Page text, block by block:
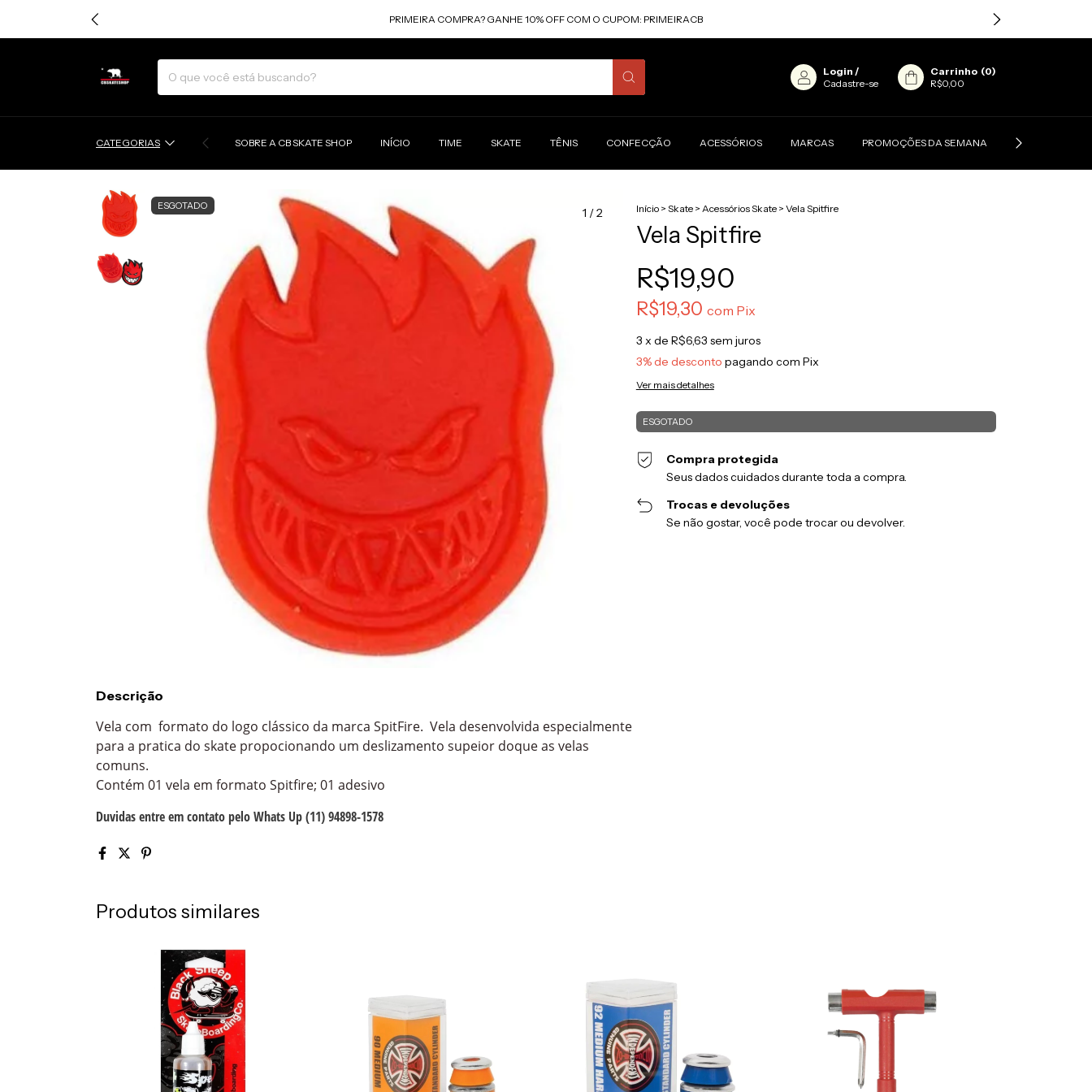
PRIMEIRA COMPRA? GANHE 10% OFF COM O CUPOM: PRIMEIRACB
Login /
Cadastre-se
Carrinho (0)
R$0,00
CATEGORIAS SOBRE A CB SKATE SHOP INÍCIO TIME SKATE TÊNIS CONFECÇÃO ACESSÓRIOS MARCAS PROMOÇÕES DA SEMANA CONTATO
ESGOTADO 1 /2 Início > Skate > Acessórios Skate > Vela Spitfire
Vela Spitfire
R$19,90
R$19,30 com Pix
3 x de R$6,63 sem juros
3% de desconto pagando com Pix
Ver mais detalhes
Compra protegida
Seus dados cuidados durante toda a compra.
Trocas e devoluções
Se não gostar, você pode trocar ou devolver.
Descrição
Vela com formato do logo clássico da marca SpitFire. Vela desenvolvida especialmente
para a pratica do skate propocionando um deslizamento supeior doque as velas
comuns.
Contém 01 vela em formato Spitfire; 01 adesivo
Duvidas entre em contato pelo Whats Up(11) 94898-1578
Produtos similares